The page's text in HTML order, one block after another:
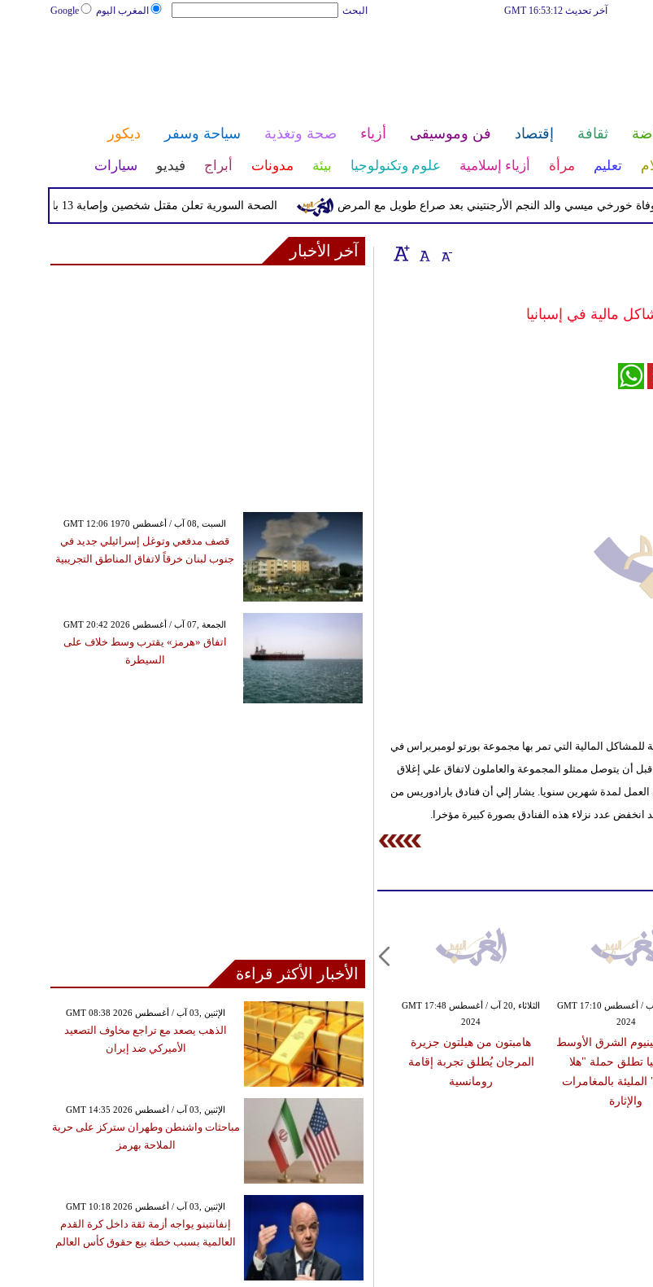
المغرب اليوم Google البحث آخر تحديث GMT 16:53:12
ثقافة إقتصاد فن وموسيقى أزياء صحة وتغذية سياحة وسفر ديكور
تعليم مرأة أزياء إسلامية علوم وتكنولوجيا بيئة مدونات أبراج فيديو سيارات
الصحة السورية تعلن مقتل شخصين وإصابة 13 بانفجار مركبة قرب دمشق ميسي والد النجم الأرجنتيني بعد صراع طويل مع المرض
مالية في إسبانيا
واحد من سلسلة فنادق بارادوريس، التي يبلغ عددها 93 فندقا نتيجة للمشاكل المالية التي تمر بها مجموعة بورتو لومبريراس في
قبل أن يتوصل ممثلو المجموعة والعاملون لاتفاق علي إغلاق
لمدة شهرين سنويا. يشار إلي أن فنادق بارادوريس من
انخفض عدد نزلاء هذه الفنادق بصورة كبيرة مؤخرا.
الأحد ,07 كانون الأول / ديسمبر GMT
22:14 2025
أسعار فنادق القاهرة ترتفع
بشكل غير مسبوق وتكاليف
ألف دولار
الثلاثاء ,20 آب / أغسطس GMT 17:48
2024
هامبتون من هيلتون جزيرة
المرجان يُطلق تجربة إقامة
رومانسية
الثلاثاء ,20 آب / أغسطس GMT 17:10
2024
الشرق الأوسط
تطلق حملة "هلا
بالمغامرات
والإثارة
آخر الأخبار
GMT 12:06 1970 السبت ,08 آب / أغسطس
قصف مدفعي وتوغل إسرائيلي جديد في
جنوب لبنان خرقاً لاتفاق المناطق التجريبية
GMT 20:42 2026 الجمعة ,07 آب / أغسطس
اتفاق «هرمز» يقترب وسط خلاف على
السيطرة
الأخبار الأكثر قراءة
GMT 08:38 2026 الإثنين ,03 آب / أغسطس
الذهب يصعد مع تراجع مخاوف التصعيد
الأميركي ضد إيران
GMT 14:35 2026 الإثنين ,03 آب / أغسطس
مباحثات واشنطن وطهران ستركز على حرية
الملاحة بهرمز
GMT 10:18 2026 الإثنين ,03 آب / أغسطس
إنفانتينو يواجه أزمة ثقة داخل كرة القدم
العالمية بسبب خطة بيع حقوق كأس العالم